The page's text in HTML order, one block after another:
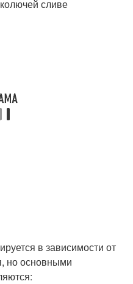
в зависимости от
но основными